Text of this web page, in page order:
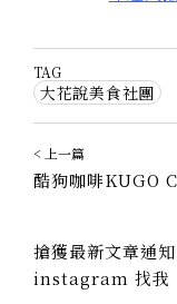
TAG
大花說美食社團
< 上一篇
搶獲最新文章通
instagram 找我